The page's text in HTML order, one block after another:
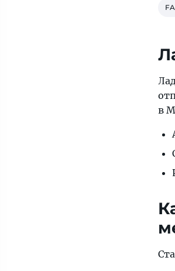
и
в
и
в